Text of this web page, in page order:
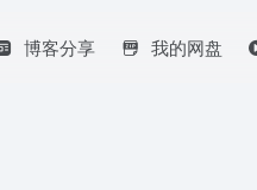
博客分享 我的网盘